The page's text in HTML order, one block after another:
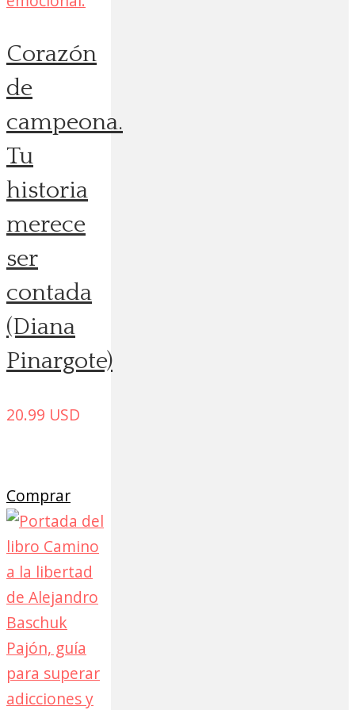
Corazón
de
campeona.
Tu
historia
merece
ser
contada
(Diana
Pinargote)
20.99 USD
Comprar